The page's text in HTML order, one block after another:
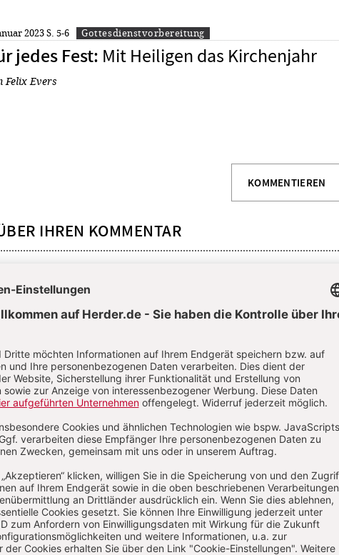
2023S. 5-6 Gottesdienstvorbereitung
jedes Fest: Mit Heiligen das Kirchenjahr
Felix Evers
KOMMENTIEREN
IHREN KOMMENTAR
ALS GAST KOMMENTIEREN
Passwort vergessen? Angemeldet bleiben
ANMELDEN